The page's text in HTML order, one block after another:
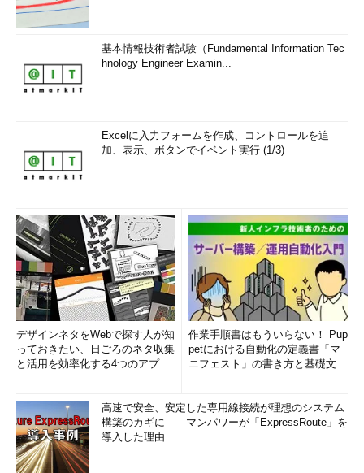
基本情報技術者試験（Fundamental Information Tec
hnology Engineer Examin...
Excelに入力フォームを作成、コントロールを追
加、表示、ボタンでイベント実行 (1/3)
デザインネタをWebで探す人が知
っておきたい、日ごろのネタ収集
と活用を効率化する4つのアプリ
作業手順書はもういらない！ Pup
petにおける自動化の定義書「マ
ニフェスト」の書き方と基礎文法
高速で安全、安定した専用線接続が理想のシステム
構築のカギに――マンパワーが「ExpressRoute」を
導入した理由